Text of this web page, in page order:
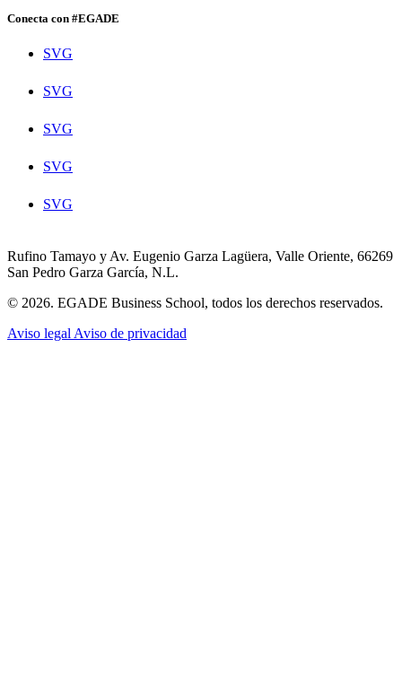
Conecta con #EGADE
SVG
SVG
SVG
SVG
SVG
Rufino Tamayo y Av. Eugenio Garza Lagüera, Valle Oriente, 66269
San Pedro Garza García, N.L.
© 2026. EGADE Business School, todos los derechos reservados.
Aviso legal Aviso de privacidad